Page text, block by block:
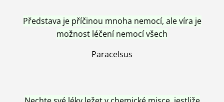
Představa je příčinou mnoha nemocí, ale víra je
možnost léčení nemocí všech
Paracelsus